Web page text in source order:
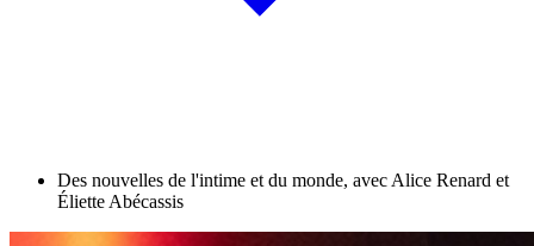
Des nouvelles de l'intime et du monde, avec Alice Renard et
Éliette Abécassis